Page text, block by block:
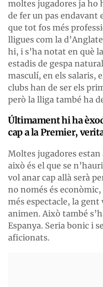
moltes jugadores ja ho
de fer un pas endavant
que tot fos més
lligues com la
hi, i s’ha notat en què
estadis de gespa
masculí, en els salaris,
clubs han de ser els
però la lliga també ha
Últimament hi ha
cap a la Premier,
Moltes jugadores
això és el que se
vol anar cap allà serà
no només és
més espectacle, la gent
animen. Això també
Espanya. Seria bonic i
aficionats.